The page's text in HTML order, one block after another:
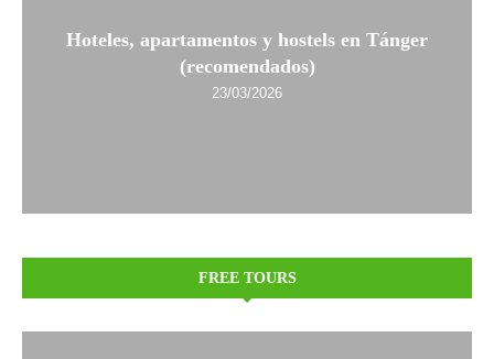
Hoteles, apartamentos y hostels en Tánger
(recomendados)
23/03/2026
FREE TOURS